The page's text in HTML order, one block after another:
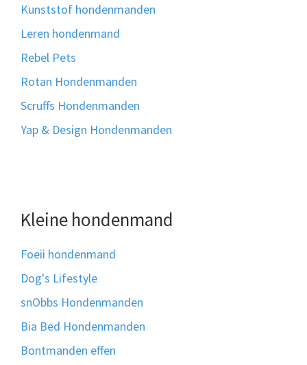
Kunststof hondenmanden
Leren hondenmand
Rebel Pets
Rotan Hondenmanden
Scruffs Hondenmanden
Yap & Design Hondenmanden
Kleine hondenmand
Foeii hondenmand
Dog's Lifestyle
snObbs Hondenmanden
Bia Bed Hondenmanden
Bontmanden effen